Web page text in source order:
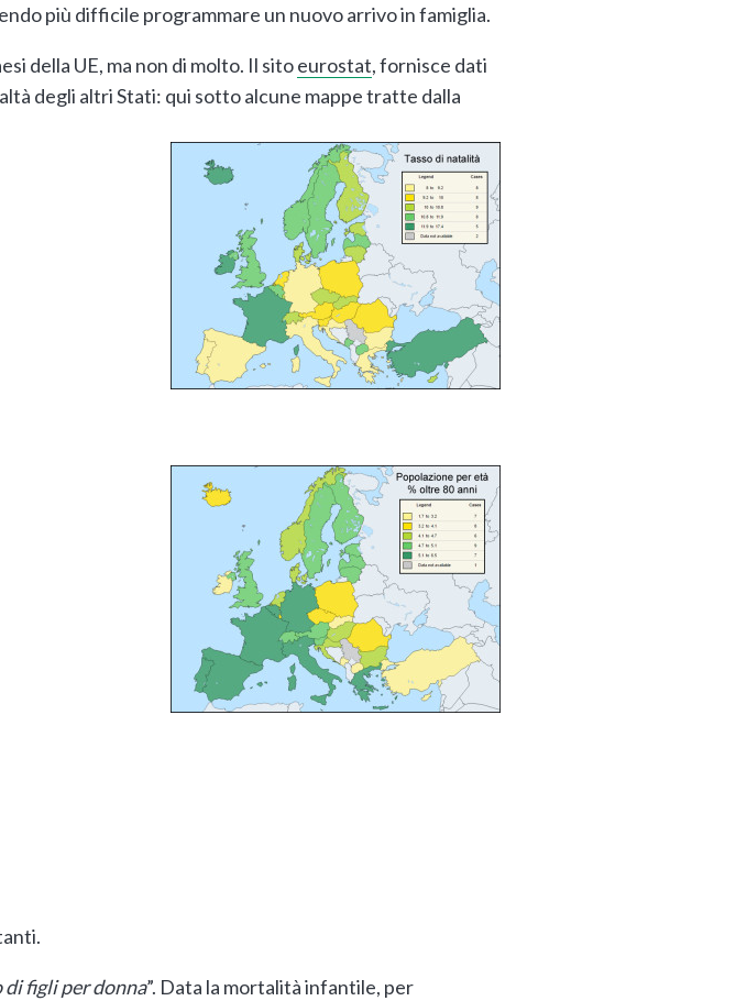
più difficile programmare un nuovo arrivo in famiglia.
della UE, ma non di molto. Il sitoeurostat, fornisce dati
degli altri Stati: qui sotto alcune mappe tratte dalla
figli per donna”. Data la mortalità infantile, per